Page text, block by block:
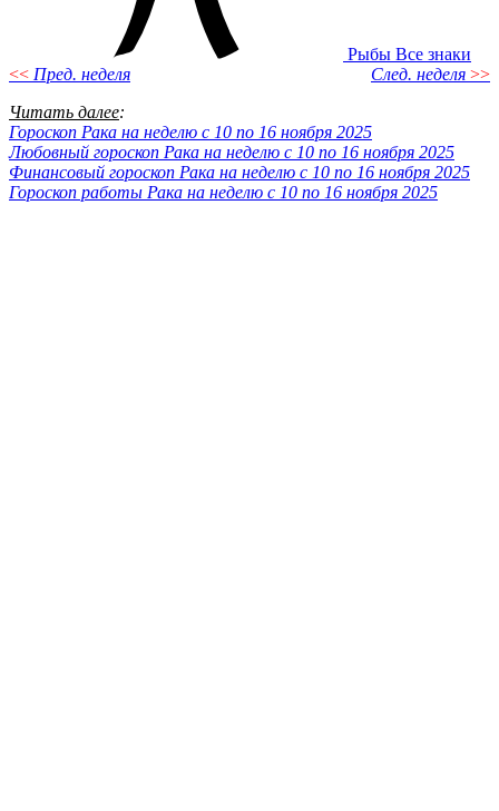
Рыбы Все знаки
<< Пред. неделя След. неделя >>
Читать далее:
Гороскоп Рака на неделю с 10 по 16 ноября 2025
Любовный гороскоп Рака на неделю с 10 по 16 ноября 2025
Финансовый гороскоп Рака на неделю с 10 по 16 ноября 2025
Гороскоп работы Рака на неделю с 10 по 16 ноября 2025